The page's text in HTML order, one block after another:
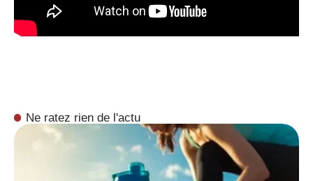
Ne ratez rien de l'actu